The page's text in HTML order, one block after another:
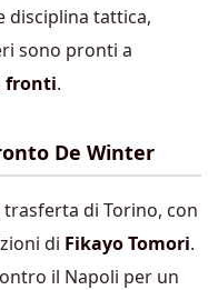
disciplina tattica,
sono pronti a
fronti.
De Winter
trasferta di Torino, con
di Fikayo Tomori.
il Napoli per un